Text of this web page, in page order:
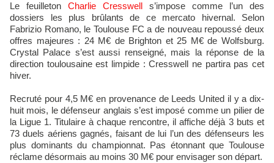
Le feuilleton Charlie Cresswell s’impose comme l’un des
dossiers les plus brûlants de ce mercato hivernal. Selon
Fabrizio Romano, le Toulouse FC a de nouveau repoussé deux
offres majeures : 24 M€ de Brighton et 25 M€ de Wolfsburg.
Crystal Palace s’est aussi renseigné, mais la réponse de la
direction toulousaine est limpide : Cresswell ne partira pas cet
hiver.
Recruté pour 4,5 M€ en provenance de Leeds United il y a dix-
huit mois, le défenseur anglais s’est imposé comme un pilier de
la Ligue 1. Titulaire à chaque rencontre, il affiche déjà 3 buts et
73 duels aériens gagnés, faisant de lui l’un des défenseurs les
plus dominants du championnat. Pas étonnant que Toulouse
réclame désormais au moins 30 M€ pour envisager son départ.